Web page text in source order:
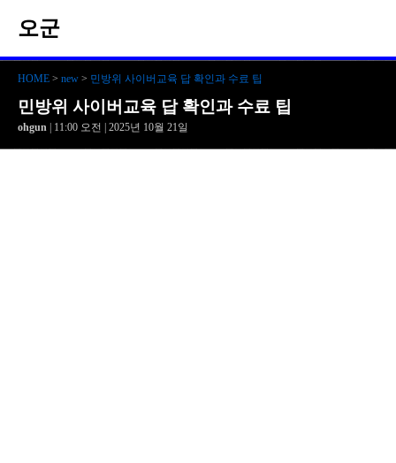
오군
HOME > new > 민방위 사이버교육 답 확인과 수료 팁
민방위 사이버교육 답 확인과 수료 팁
ohgun | 11:00 오전 | 2025년 10월 21일